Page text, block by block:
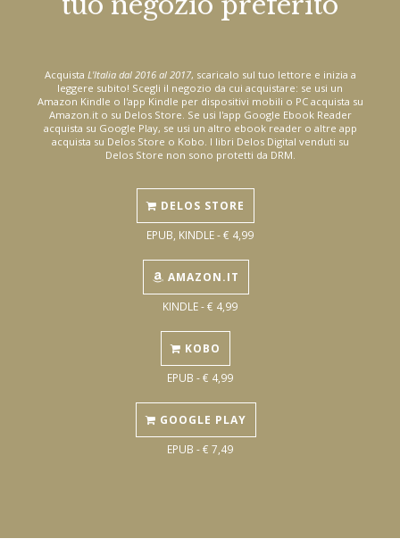
Acquista L'Italia dal 2016 al 2017, scaricalo sul tuo lettore e inizia a
leggere subito! Scegli il negozio da cui acquistare: se usi un
Amazon Kindle o l'app Kindle per dispositivi mobili o PC acquista su
Amazon.it o su Delos Store. Se usi l'app Google Ebook Reader
acquista su Google Play, se usi un altro ebook reader o altre app
acquista su Delos Store o Kobo. I libri Delos Digital venduti su
Delos Store non sono protetti da DRM.
DELOS STORE
EPUB, KINDLE - € 4,99
AMAZON.IT
KINDLE - € 4,99
KOBO
EPUB - € 4,99
GOOGLE PLAY
EPUB - € 7,49